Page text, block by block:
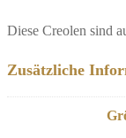
Diese Creolen sind
Zusätzliche